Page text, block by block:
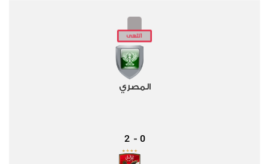
المصري
0
-
2